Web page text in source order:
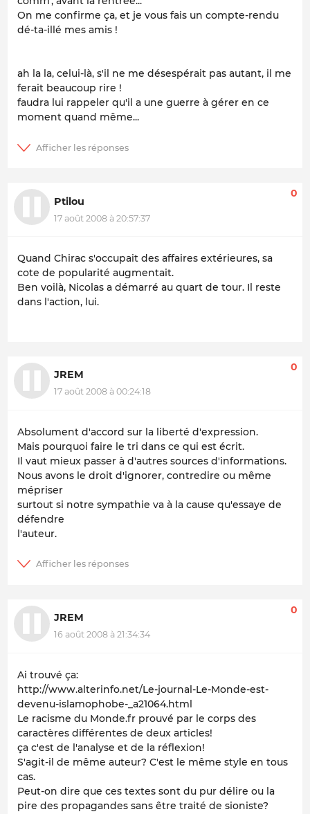
On me confirme ça, et je vous fais un compte-rendu
dé-ta-illé mes amis !
ah la la, celui-là, s'il ne me désespérait pas autant, il me
ferait beaucoup rire !
faudra lui rappeler qu'il a une guerre à gérer en ce
moment quand même...
Ptilou
17 août 2008 à 20:57:37
0
Quand Chirac s'occupait des affaires extérieures, sa
cote de popularité augmentait.
Ben voilà, Nicolas a démarré au quart de tour. Il reste
dans l'action, lui.
JREM
17 août 2008 à 00:24:18
0
Absolument d'accord sur la liberté d'expression.
Mais pourquoi faire le tri dans ce qui est écrit.
Il vaut mieux passer à d'autres sources d'informations.
Nous avons le droit d'ignorer, contredire ou même
mépriser
surtout si notre sympathie va à la cause qu'essaye de
défendre
l'auteur.
JREM
16 août 2008 à 21:34:34
0
Ai trouvé ça:
http://www.alterinfo.net/Le-journal-Le-Monde-est-
devenu-islamophobe-_a21064.html
Le racisme du Monde.fr prouvé par le corps des
caractères différentes de deux articles!
ça c'est de l'analyse et de la réflexion!
S'agit-il de même auteur? C'est le même style en tous
cas.
Peut-on dire que ces textes sont du pur délire ou la
pire des propagandes sans être traité de sioniste?